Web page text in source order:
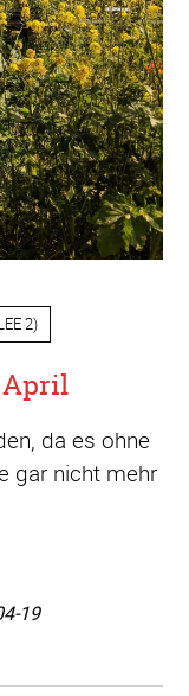
2)
April
da es ohne
gar nicht mehr
19